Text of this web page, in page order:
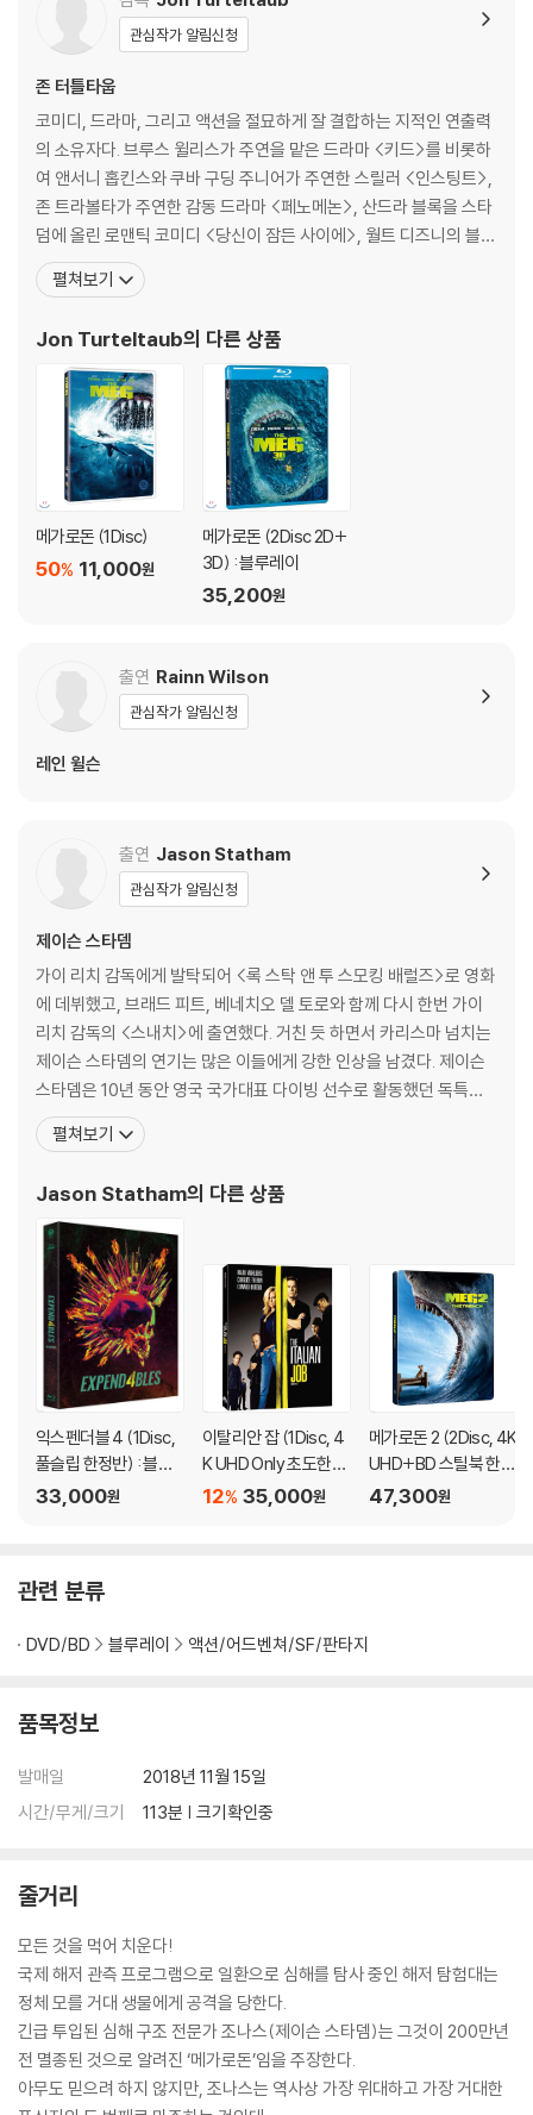
며, ODD 사용으로 인한 재생 불량의 경우 교환 시에도 동일한 오류가 발
생할 수 있음을 알려드립니다.
디스크에 미세한 잔 흠집이 남아있거나 인쇄 면이 깨끗하지 않은 경우가
있으며, 상품의 불량이 아닙니다. 단, 재생에 이상이 있는 경우에는 불량으
로 인한 반품/교환이 가능합니다.
※ 교환/반품 안내
1) 불량으로 인한 교환/반품 요청 시에는 불량 확인을 위해 개봉 시의 동영
상을 요청할 수 있으며, 동영상이 없는 경우 교환/반품이 제한될 수 있습니
관련 사진과 동영상 및 재생 기기 모델명을 첨부하여 첨부하여 고객센터에
문의 바랍니다.
2) 사양 오인지, 오 구매, 변심 사유로의 반품은 제품 개봉 전에만 운임비
부담 후 처리 가능합니다.
3) 스틸북 한정판, 초회 한정판의 경우 제작 수량이 한정되어 있고, 택배
이동 과정에서의 손상이 발생하면, 재 판매가 어려우므로 신중한 구매 선
택을 부탁드립니다.
4) 한정판 상품의 변심, 오구매로 인한 반품은 회송된 상품의 상태 확인 후
진행이 가능합니다. 택배 이동 중 파손이 발생하지 않도록 완충 포장을 부
관심작가 알림신청
존 터틀타웁
코미디, 드라마, 그리고 액션을 절묘하게 잘 결합하는 지적인 연출력
의 소유자다. 브루스 윌리스가 주연을 맡은 드라마 <키드>를 비롯하
여 앤서니 홉킨스와 쿠바 구딩 주니어가 주연한 스릴러 <인스팅트>,
존 트라볼타가 주연한 감동 드라마 <페노메논>, 산드라 블록을 스타
덤에 올린 로맨틱 코미디 <당신이 잠든 사이에>, 월트 디즈니의 블록
버스터 코미디 <쿨 러닝> 등을 감독했다.[필모그래피]3 닌자 키드(1
992)|감독 쿨 러닝(1993)|감독 당신이 잠든 사이에 (1995)(199
|감독 내셔널 트레져(2004
펼쳐보기
Jon Turteltaub의 다른 상품
메가로돈 (1Disc)
11,000원
50%
메가로돈 (2Disc 2D+
3D) : 블루레이
35,200원
출연 Rainn Wilson
관심작가 알림신청
레인 윌슨
출연 Jason Statham
관심작가 알림신청
제이슨 스타뎀
가이 리치 감독에게 발탁되어 <록 스탁 앤 투 스모킹 배럴즈>로 영화
에 데뷔했고, 브래드 피트, 베네치오 델 토로와 함께 다시 한번 가이
리치 감독의 <스내치>에 출연했다. 거친 듯 하면서 카리스마 넘치는
제이슨 스타뎀의 연기는 많은 이들에게 강한 인상을 남겼다. 제이슨
스타뎀은 10년 동안 영국 국가대표 다이빙 선수로 활동했던 독특한
이력을 갖고 있는 배우. 수년간 복싱, 킥복싱, 격투기, 스쿠버 다이빙
등으로 단련된 신체와 탁월한 운동감각으로 액션스타로서의 조건을
각본을 쓰기로 했고, 코리 유엔 감독은
펼쳐보기
Jason Statham의 다른 상품
익스펜더블 4 (1Disc,
풀슬립 한정반) : 블루
레이
33,000원
이탈리안 잡 (1Disc, 4
K UHD Only 초도한정
슬립케이스) : 블루레
35,000원
12%
메가로돈 2 (2Disc, 4K
UHD+BD 스틸북 한정
수량) : 블루레이
47,300원
관련 분류
DVD/BD 블루레이 액션/어드벤쳐/SF/판타지
품목정보
발매일
2018년 11월 15일
시간/무게/크기
113분 | 크기확인중
줄거리
모든 것을 먹어 치운다!
국제 해저 관측 프로그램으로 일환으로 심해를 탐사 중인 해저 탐험대는
정체 모를 거대 생물에게 공격을 당한다.
긴급 투입된 심해 구조 전문가 조나스(제이슨 스타뎀)는 그것이 200만년
전 멸종된 것으로 알려진 ‘메가로돈’임을 주장한다.
아무도 믿으려 하지 않지만, 조나스는 역사상 가장 위대하고 가장 거대한